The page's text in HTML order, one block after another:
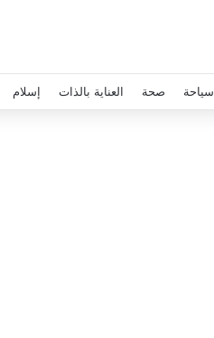
سياحة صحة العناية بالذات إسلام